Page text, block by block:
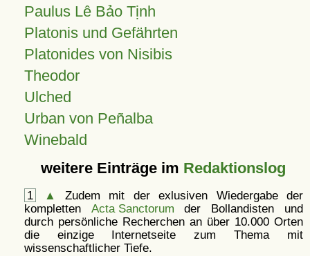
Paulus Lê Bảo Tịnh
Platonis und Gefährten
Platonides von Nisibis
Theodor
Ulched
Urban von Peñalba
Winebald
weitere Einträge im Redaktionslog
1 ▲
Zudem mit der exlusiven Wiedergabe der
kompletten Acta Sanctorum der Bollandisten und
durch persönliche Recherchen an über 10.000 Orten
die einzige Internetseite zum Thema mit
wissenschaftlicher Tiefe.